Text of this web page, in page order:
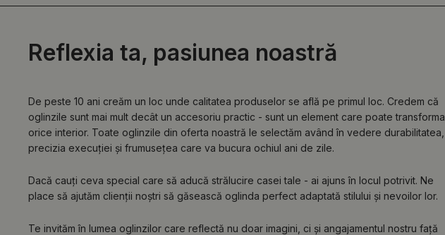
Reflexia ta, pasiunea noastră
De peste 10 ani creăm un loc unde calitatea produselor se află pe primul loc. Credem că
oglinzile sunt mai mult decât un accesoriu practic - sunt un element care poate transforma
orice interior. Toate oglinzile din oferta noastră le selectăm având în vedere durabilitatea,
precizia execuției și frumusețea care va bucura ochiul ani de zile.
Dacă cauți ceva special care să aducă strălucire casei tale - ai ajuns în locul potrivit. Ne
place să ajutăm clienții noștri să găsească oglinda perfect adaptată stilului și nevoilor lor.
Te invităm în lumea oglinzilor care reflectă nu doar imagini, ci și angajamentul nostru față